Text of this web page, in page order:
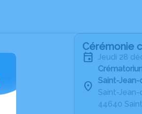
Cérémonie
jeudi 28
Saint-
Saint-
44640